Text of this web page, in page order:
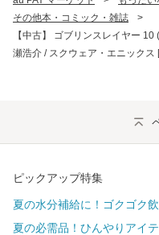
その他本・コミック・雑誌
>
【中古】 ゴブリンスレイヤー
瀬浩介 / スクウェア・エニックス
ピックアップ特集
夏の水分補給に！ゴクゴク
夏の必需品！ひんやりアイ